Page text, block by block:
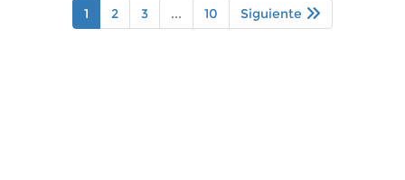
1 2 3 ... 10 Siguiente